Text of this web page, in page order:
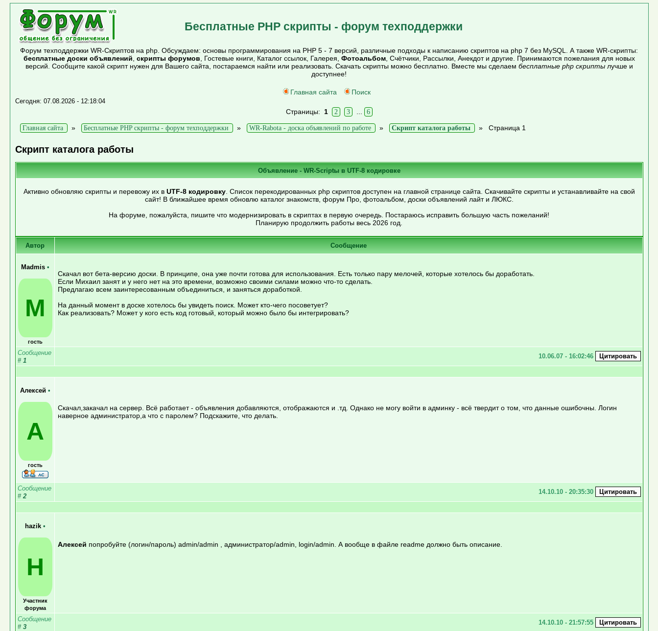
Бесплатные PHP скрипты - форум техподдержки
Форум техподдержки WR-Скриптов на php. Обсуждаем: основы программирования на PHP 5 - 7 версий, различные подходы к написанию скриптов на php 7 без MySQL. А также WR-скрипты:
бесплатные доски объявлений скрипты форумов , Гостевые книги, Каталог ссылок, Галерея, Фотоальбом, Счётчики, Рассылки, Анекдот и другие. Принимаются пожелания для новых
версий. Сообщите какой скрипт нужен для Вашего сайта, постараемся найти или реализовать. Скачать скрипты можно бесплатно. Вместе мы сделаем бесплатные php скриптылучше и
доступнее!
Главная сайта Поиск
Сегодня: 07.08.2026 - 12:18:04
Страницы: 1 2 3 ... 6
Главная сайта » Бесплатные PHP скрипты - форум техподдержки » WR-Rabota - доска объявлений по работе » Скрипт каталога работы » Страница 1
Скрипт каталога работы
Объявление - WR-Scriptы в UTF-8 кодировке
Активно обновляю скрипты и перевожу их в UTF-8 кодировку. Список перекодированных php скриптов доступен на главной странице сайта. Скачивайте скрипты и устанавливайте на свой
сайт! В ближайшее время обновлю каталог знакомств, форум Про, фотоальбом, доски объявлений лайт и ЛЮКС.
На форуме, пожалуйста, пишите что модернизировать в скриптах в первую очередь. Постараюсь исправить большую часть пожеланий!
Планирую продолжить работы весь 2026 год.
Автор Сообщение
Madmis •
M
гость
Скачал вот бета-версию доски. В принципе, она уже почти готова для использования. Есть только пару мелочей, которые хотелось бы доработать.
Если Михаил занят и у него нет на это времени, возможно своими силами можно что-то сделать.
Предлагаю всем заинтересованным объединиться, и заняться доработкой.
На данный момент в доске хотелось бы увидеть поиск. Может кто-чего посоветует?
Как реализовать? Может у кого есть код готовый, который можно было бы интегрировать?
Сообщение
# 1
10.06.07 - 16:02:46
Алексей •
А
гость
Скачал,закачал на сервер. Всё работает - объявления добавляются, отображаются и .тд. Однако не могу войти в админку - всё твердит о том, что данные ошибочны. Логин
наверное администратор,а что с паролем? Подскажите, что делать.
Сообщение
# 2
14.10.10 - 20:35:30
hazik •
H
Участник
форума
Алексей попробуйте (логин/пароль) admin/admin , администратор/admin, login/admin. А вообще в файле readme должно быть описание.
Сообщение
# 3
14.10.10 - 21:57:55